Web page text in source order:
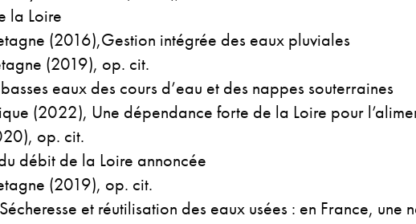
la Loire
(2016),Gestion intégrée des eaux pluviales
(2019), op. cit.
eaux des cours d’eau et des nappes souterraines
(2022), Une dépendance forte de la Loire pour
op. cit.
débit de la Loire annoncée
(2019), op. cit.
et réutilisation des eaux usées : en France,